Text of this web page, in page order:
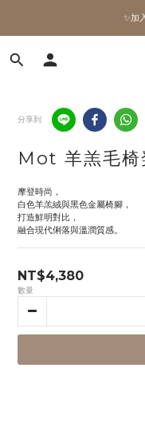
✨加
✨加
✨加
分享到
Mot 羊羔毛椅
摩登時尚，
白色羊羔絨與黑色金屬椅腳，
打造鮮明對比，
融合現代俐落與溫潤質感。
NT$4,380
數量